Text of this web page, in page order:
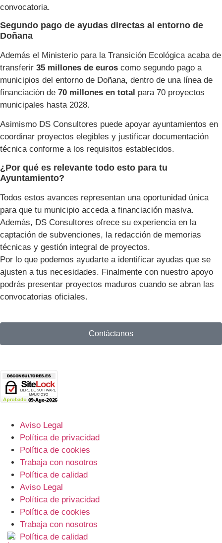
convocatoria.
Segundo pago de ayudas directas al entorno de
Doñana
Además el Ministerio para la Transición Ecológica acaba de
transferir 35 millones de euros como segundo pago a
municipios del entorno de Doñana, dentro de una línea de
financiación de 70 millones en total para 70 proyectos
municipales hasta 2028.
Asimismo DS Consultores puede apoyar ayuntamientos en
coordinar proyectos elegibles y justificar documentación
técnica conforme a los requisitos establecidos.
¿Por qué es relevante todo esto para tu
Ayuntamiento?
Todos estos avances representan una oportunidad única
para que tu municipio acceda a financiación masiva.
Además, DS Consultores ofrece su experiencia en la
captación de subvenciones, la redacción de memorias
técnicas y gestión integral de proyectos.
Por lo que podemos ayudarte a identificar ayudas que se
ajusten a tus necesidades. Finalmente con nuestro apoyo
podrás presentar proyectos maduros cuando se abran las
convocatorias oficiales.
Contáctanos
Aviso Legal
Política de privacidad
Política de cookies
Trabaja con nosotros
Política de calidad
Aviso Legal
Política de privacidad
Política de cookies
Trabaja con nosotros
Política de calidad